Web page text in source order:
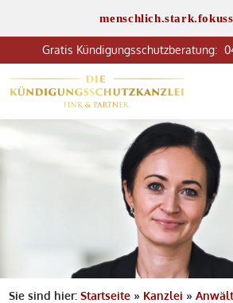
Sie sind hier:Startseite » Kanzlei »